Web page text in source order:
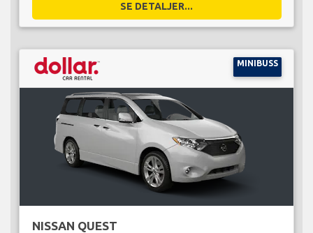
SE DETALJER...
MINIBUSS
NISSAN QUEST